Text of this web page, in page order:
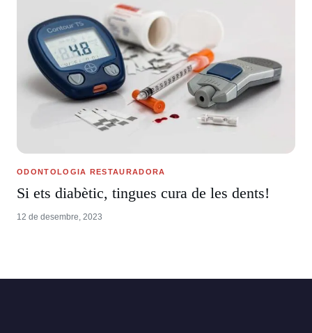
ODONTOLOGIA RESTAURADORA
Si ets diabètic, tingues cura de les dents!
12 de desembre, 2023